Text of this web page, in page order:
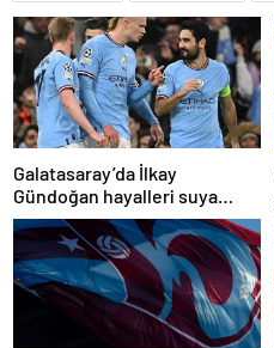
Galatasaray’da İlkay
Gündoğan hayalleri suya
düştü